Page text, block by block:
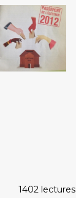
1402 lectures